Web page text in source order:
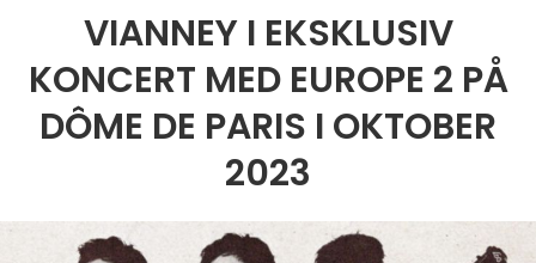
VIANNEY I EKSKLUSIV
KONCERT MED EUROPE 2 PÅ
DÔME DE PARIS I OKTOBER
2023